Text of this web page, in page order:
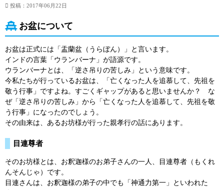
投稿：2017年06月22日
お盆について
お盆は正式には「盂蘭盆（うらぼん）」と言います。
インドの言葉「ウランバーナ」が語源です。
ウランバーナとは、「逆さ吊りの苦しみ」という意味です。
今私たちが行っているお盆は、「亡くなった人を追慕して、先祖を
敬う行事」ですよね。すごくギャップがあると思いませんか？ な
ぜ「逆さ吊りの苦しみ」から「亡くなった人を追慕して、先祖を敬
う行事」になったのでしょう。
その由来は、あるお坊様が行った親孝行の話にあります。
目連尊者
そのお坊様とは、お釈迦様のお弟子さんの一人、目連尊者（もくれ
んそんじゃ）です。
目連さんは、お釈迦様の弟子の中でも「神通力第一」といわれた